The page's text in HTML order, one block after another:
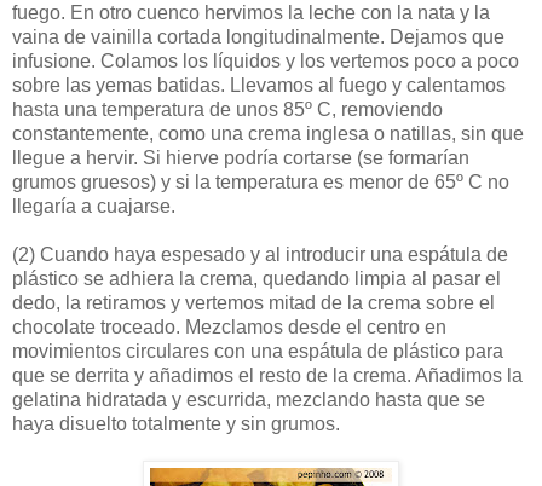
fuego. En otro cuenco hervimos la leche con la nata y la
vaina de vainilla cortada longitudinalmente. Dejamos que
infusione. Colamos los líquidos y los vertemos poco a poco
sobre las yemas batidas. Llevamos al fuego y calentamos
hasta una temperatura de unos 85º C, removiendo
constantemente, como una crema inglesa o natillas, sin que
llegue a hervir. Si hierve podría cortarse (se formarían
grumos gruesos) y si la temperatura es menor de 65º C no
llegaría a cuajarse.
(2) Cuando haya espesado y al introducir una espátula de
plástico se adhiera la crema, quedando limpia al pasar el
dedo, la retiramos y vertemos mitad de la crema sobre el
chocolate troceado. Mezclamos desde el centro en
movimientos circulares con una espátula de plástico para
que se derrita y añadimos el resto de la crema. Añadimos la
gelatina hidratada y escurrida, mezclando hasta que se
haya disuelto totalmente y sin grumos.